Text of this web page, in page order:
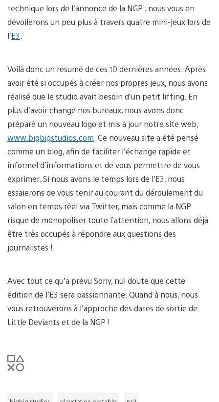
technique lors de l’annonce de la NGP ; nous vous en
dévoilerons un peu plus à travers quatre mini-jeux lors de
l’E3
Voilà donc un résumé de ces 10 dernières années. Après
avoir été si occupés à créer nos propres jeux, nous avons
réalisé que le studio avait besoin d’un petit lifting. En
plus d’avoir changé nos bureaux, nous avons donc
préparé un nouveau logo et mis à jour notre site web,
www.bigbigstudios.com . Ce nouveau site a été pensé
comme un blog, afin de faciliter l’échange rapide et
informel d’informations et de vous permettre de vous
exprimer. Si nous avons le temps lors de l’E3, nous
essaierons de vous tenir au courant du déroulement du
salon en temps réel via Twitter, mais comme la NGP
risque de monopoliser toute l’attention, nous allons déjà
être très occupés à répondre aux questions des
journalistes !
Avec tout ce qu’a prévu Sony, nul doute que cette
édition de l’E3 sera passionnante. Quand à nous, nous
vous retrouverons à l’approche des dates de sortie de
Little Deviants et de la NGP !